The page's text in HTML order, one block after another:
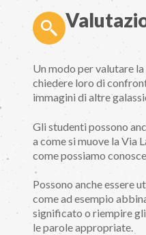
Un modo per valutare
chiedere loro di
immagini di altre
Gli studenti possono
a come si muove la Via
come possiamo
Possono anche essere
come ad esempio
significato o riempire
le parole appropriate.